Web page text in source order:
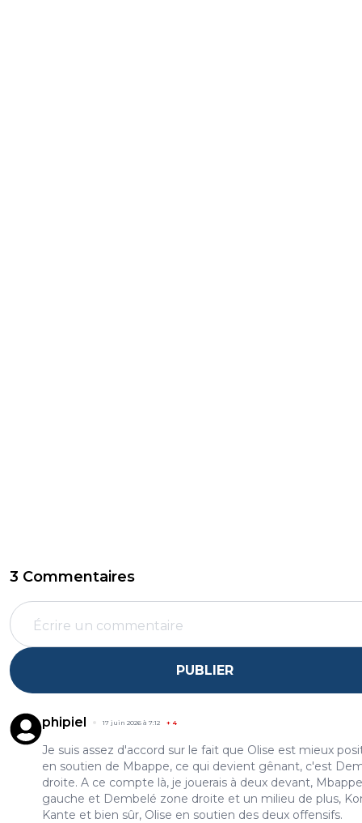
3 Commentaires
PUBLIER
phipiel 17 juin 2026 à 7:12 + 4
Je suis assez d'accord sur le fait que Olise est mieux
en soutien de Mbappe, ce qui devient gênant, c'est
droite. A ce compte là, je jouerais à deux devant,
gauche et Dembelé zone droite et un milieu de plus,
Kante et bien sûr, Olise en soutien des deux offensifs.